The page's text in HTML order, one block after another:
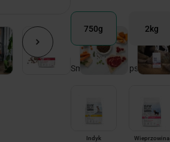
750g 2kg
Smaki karm dla psów:
Indyk Wieprzowina